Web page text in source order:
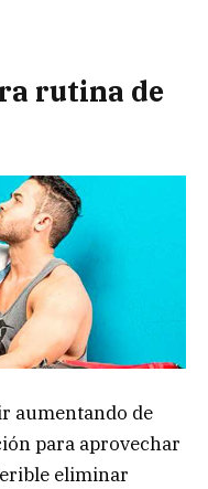
rutina de
aumentando de
para aprovechar
eliminar